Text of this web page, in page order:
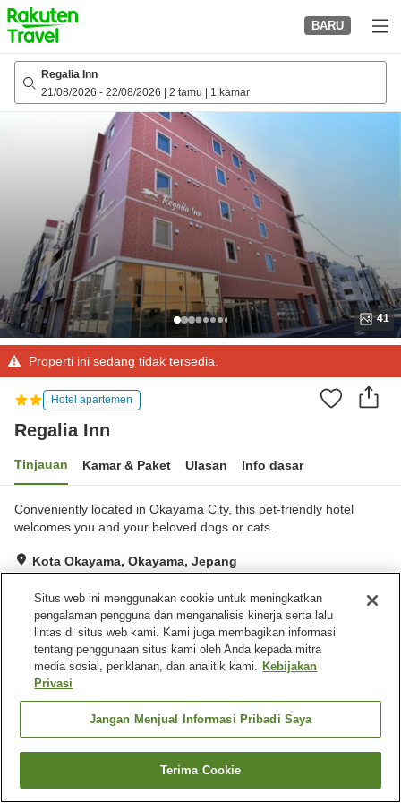
to
top
page
BARU
Regalia Inn
21/08/2026 - 22/08/2026 2 tamu 1 kamar
41
Properti ini sedang tidak tersedia.
Hotel apartemen
Regalia Inn
Tinjauan Kamar & Paket Ulasan Info dasar
Conveniently located in Okayama City, this pet-friendly hotel
welcomes you and your beloved dogs or cats.
Kota Okayama, Okayama, Jepang
Sangat baik Ulasan:
Fasilitas properti
Ramah hewan peliharaan di
dalam gedung
Beranda Jepang Okayama Kota Okayama Regalia Inn
Cari kamar
Situs web ini menggunakan cookie untuk meningkatkan
pengalaman pengguna dan menganalisis kinerja serta lalu
lintas di situs web kami. Kami juga membagikan informasi
tentang penggunaan situs kami oleh Anda kepada mitra
media sosial, periklanan, dan analitik kami. Kebijakan
Privasi
Jangan Menjual Informasi Pribadi Saya
Terima Cookie